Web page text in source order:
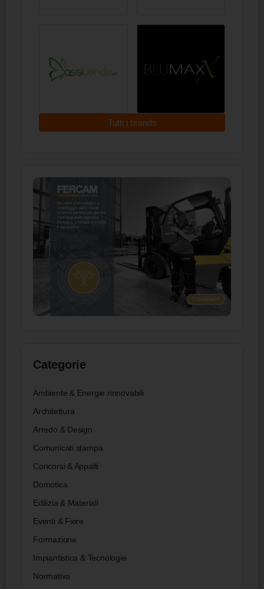
Tutti i brands
Categorie
Ambiente & Energie rinnovabili
Architettura
Arredo & Design
Comunicati stampa
Concorsi & Appalti
Domotica
Edilizia & Materiali
Eventi & Fiere
Formazione
Impiantistica & Tecnologie
Normativa